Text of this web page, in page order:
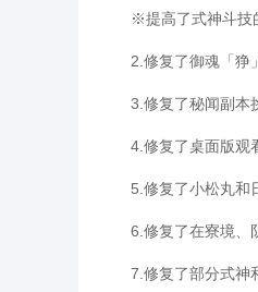
※提高了式神斗技的
2.修复了御魂「狰」
3.修复了秘闻副本挑
4.修复了桌面版观看
5.修复了小松丸和日
6.修复了在寮境、阴
7.修复了部分式神和